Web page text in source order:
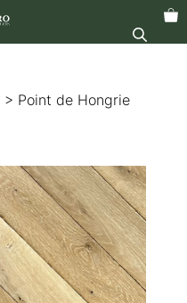
> Point de Hongrie